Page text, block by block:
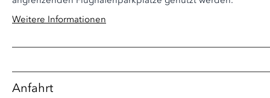
Weitere Informationen
Anfahrt